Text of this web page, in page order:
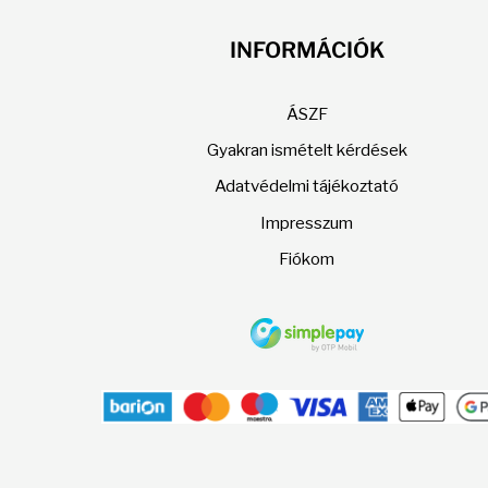
választhatók
INFORMÁCIÓK
ÁSZF
Gyakran ismételt kérdések
Adatvédelmi tájékoztató
Impresszum
Fiókom